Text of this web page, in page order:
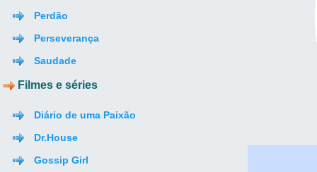
Perdão
Perseverança
Saudade
Filmes e séries
Diário de uma Paixão
Dr.House
Gossip Girl